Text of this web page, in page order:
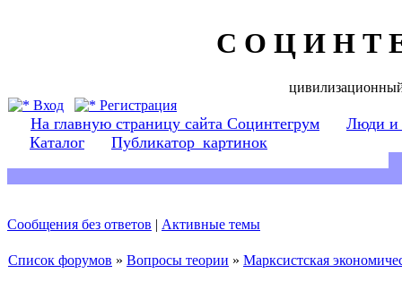
С О Ц И Н Т
Вход
Регистрация
На главную страницу сайта Социнтегрум
Люди и
Каталог
Публикатор_картинок
Сообщения без ответов | Активные темы
Список форумов » Вопросы теории » Марксистская